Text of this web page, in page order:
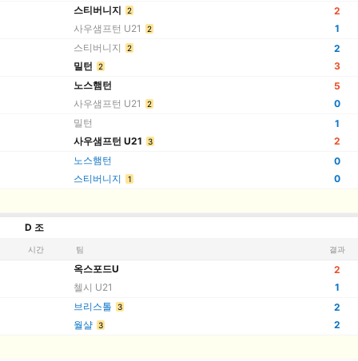
스티버니지
2
사우샘프턴 U21 2
2
1
스티버니지
2
밀턴 2
2
3
노스햄턴
사우샘프턴 U21
2
5
0
밀턴
사우샘프턴 U21
3
1
2
노스햄턴
스티버니지
1
0
0
D 조
시간 팀 결과
옥스포드U
첼시 U21
2
1
브리스톨
3
월샬 3
2
2